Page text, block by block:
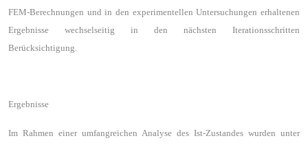
FEM-Berechnungen und in den experimentellen Untersuchungen erhaltenen
Ergebnisse wechselseitig in den nächsten Iterationsschritten
Berücksichtigung.
Ergebnisse
Im Rahmen einer umfangreichen Analyse des Ist-Zustandes wurden unter